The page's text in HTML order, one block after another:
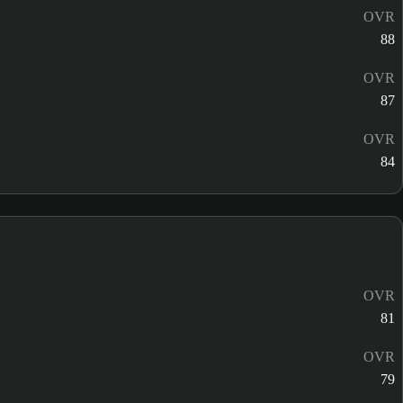
OVR
88
OVR
87
OVR
84
OVR
81
OVR
79